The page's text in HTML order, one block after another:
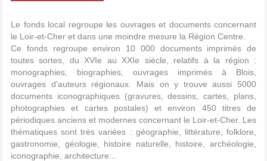
Le fonds local regroupe les ouvrages et documents concernant
le Loir-et-Cher et dans une moindre mesure la Région Centre.
Ce fonds regroupe environ 10 000 documents imprimés de
toutes sortes, du XVIe au XXIe siècle, relatifs à la région :
monographies, biographies, ouvrages imprimés à Blois,
ouvrages d'auteurs régionaux. Mais on y trouve aussi 5000
documents iconographiques (gravures, dessins, cartes, plans,
photographies et cartes postales) et environ 450 titres de
périodiques anciens et modernes concernant le Loir-et-Cher. Les
thématiques sont très variées : géographie, littérature, folklore,
gastronomie, géologie, histoire naturelle, histoire, archéologie,
iconographie, architecture...